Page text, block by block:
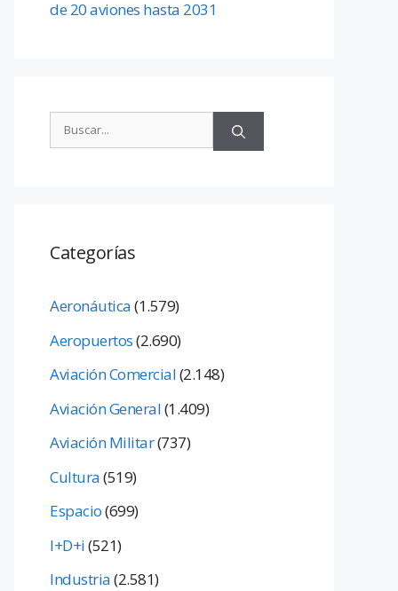
de 20 aviones hasta 2031
Categorías
Aeronáutica(1.579)
Aeropuertos(2.690)
Aviación Comercial(2.148)
Aviación General(1.409)
Aviación Militar(737)
Cultura(519)
Espacio(699)
I+D+i(521)
Industria(2.581)